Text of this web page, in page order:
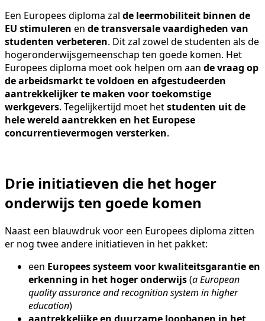
Een Europees diploma zal de leermobiliteit binnen de
EU stimuleren en de transversale vaardigheden van
studenten verbeteren. Dit zal zowel de studenten als de
hogeronderwijsgemeenschap ten goede komen. Het
Europees diploma moet ook helpen om aan de vraag op
de arbeidsmarkt te voldoen en afgestudeerden
aantrekkelijker te maken voor toekomstige
werkgevers. Tegelijkertijd moet hetstudenten uit de
hele wereld aantrekken en het Europese
concurrentievermogen versterken.
Drie initiatieven die het hoger
onderwijs ten goede komen
Naast een blauwdruk voor een Europees diploma zitten
er nog twee andere initiatieven in het pakket:
een Europees systeem voor kwaliteitsgarantie en
erkenning in het hoger onderwijs(a European
quality assurance and recognition system in higher
education)